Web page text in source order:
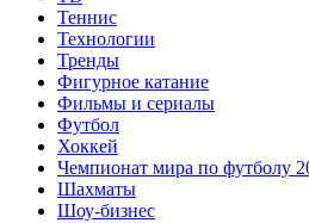
Теннис
Технологии
Тренды
Фигурное катание
Фильмы и сериалы
Футбол
Хоккей
Чемпионат мира по футболу
Шахматы
Шоу-бизнес